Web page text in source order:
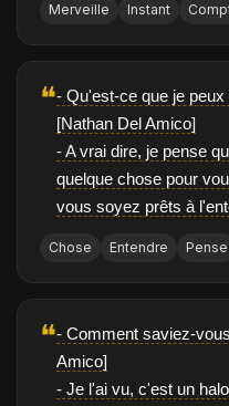
Merveille Instant
❝- Qu'est-ce que je
[Nathan Del Amico]
- A vrai dire, je pense
quelque chose pour
vous soyez prêts à
Chose Entendre Pense
❝- Comment saviez-
Amico]
- Je l'ai vu, c'est un